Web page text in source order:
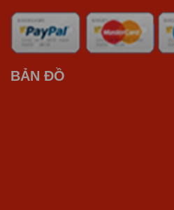
BẢN ĐỒ